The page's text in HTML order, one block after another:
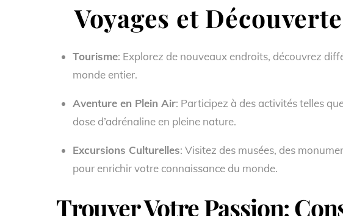
Voyages et
Tourisme: Explorez de nouveaux endroits, découvrez
monde entier.
Aventure en Plein Air: Participez à des activités telles
dose d’adrénaline en pleine nature.
Excursions Culturelles: Visitez des musées, des
pour enrichir votre connaissance du monde.
Trouver Votre Passion: